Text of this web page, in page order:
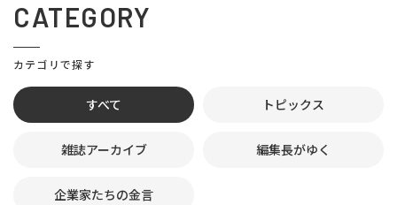
CATEGORY
カテゴリで探す
すべて トピックス
雑誌アーカイブ 編集長がゆく
企業家たちの金言